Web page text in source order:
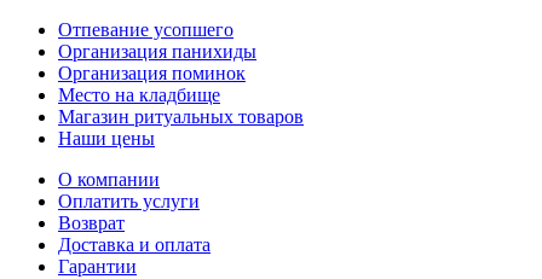
Отпевание усопшего
Организация панихиды
Организация поминок
Место на кладбище
Магазин ритуальных товаров
Наши цены
О компании
Оплатить услуги
Возврат
Доставка и оплата
Гарантии